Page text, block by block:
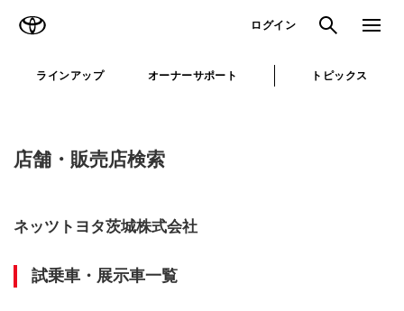
ログイン 検索 メニュ
ラインアップ オーナーサポート トピックス
店舗・販売店検索
ネッツトヨタ茨城株式会社
試乗車・展示車一覧